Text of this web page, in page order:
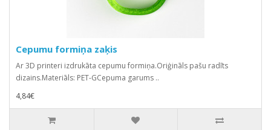
Cepumu formiņa zaķis
Ar 3D printeri izdrukāta cepumu formiņa.Oriģināls pašu radīts
dizains.Materiāls: PET-GCepuma garums ..
4,84€